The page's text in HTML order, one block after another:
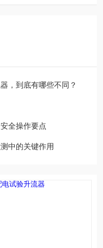
，到底有哪些不同？
全操作要点
中的关键作用